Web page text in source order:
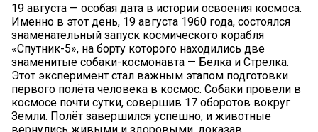
19 августа — особая дата в истории освоения космоса.
Именно в этот день, 19 августа 1960 года, состоялся
знаменательный запуск космического корабля
«Спутник-5», на борту которого находились две
знаменитые собаки-космонавта — Белка и Стрелка.
Этот эксперимент стал важным этапом подготовки
первого полёта человека в космос. Собаки провели в
космосе почти сутки, совершив 17 оборотов вокруг
Земли. Полёт завершился успешно, и животные